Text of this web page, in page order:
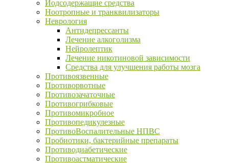
Йодсодержащие средства
Ноотропные и транквилизаторы
Неврология
Антидепрессанты
Лечение алкоголизма
Нейролептик
Лечение никотиновой зависимости
Средства для улучшения работы мозга
Противоязвенные
Противорвотные
Противозачаточные
Противогрибковые
Противомикробное
Противопедикулезные
ПротивоВоспалительные НПВС
Пробиотики, бактерийные препараты
Противодиабетические
Противоастматические